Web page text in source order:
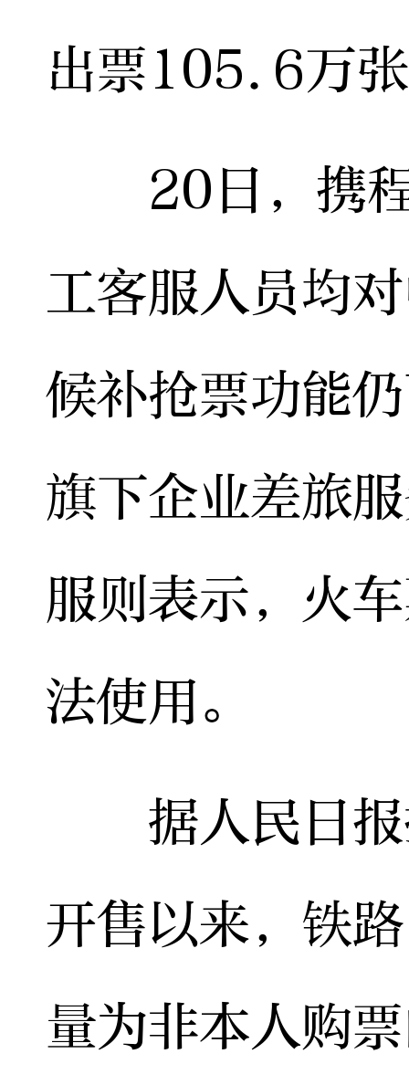
出票105.6万
20日，携程
工客服人员均
候补抢票功能
旗下企业差旅
服则表示，火
法使用。
据人民日报
开售以来，铁
量为非本人购